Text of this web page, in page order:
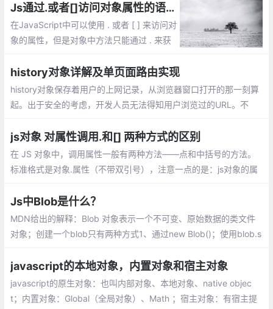
Js通过.或者[]访问对象属性的语法、性能等区别
在JavaScript中可以使用 . 或者 [ ] 来访问对
象的属性，但是对象中方法只能通过 . 来获
者使用[]作为一个关联数组来存取对象的属
性。但是这两种方式有什么区别了？
history对象详解及单页面路由实现
history对象保存着用户的上网记录，从浏览器窗口打开的那一刻算
起。出于安全的考虑，开发人员无法得知用户浏览过的URL。不
况下实现后退与前进
js对象 对属性调用.和[] 两种方式的区别
在 JS 对象中，调用属性一般有两种方法——点和中括号的方法。
标准格式是对象.属性（不带双引号），注意一点的是：js对象的属
ey数字啊，表达式啊等等
Js中Blob是什么？
MDN给出的解释：Blob 对象表示一个不可变、原始数据的类文件
对象；创建一个blob只有两种方式1、通过new Blob()；使用blob.s
ader
javascript的本地对象，内置对象和宿主对象
javascript的原生对象：也叫内部对象、本地对象、native objec
t；内置对象：Global（全局对象）、Math ；宿主对象：有宿主提